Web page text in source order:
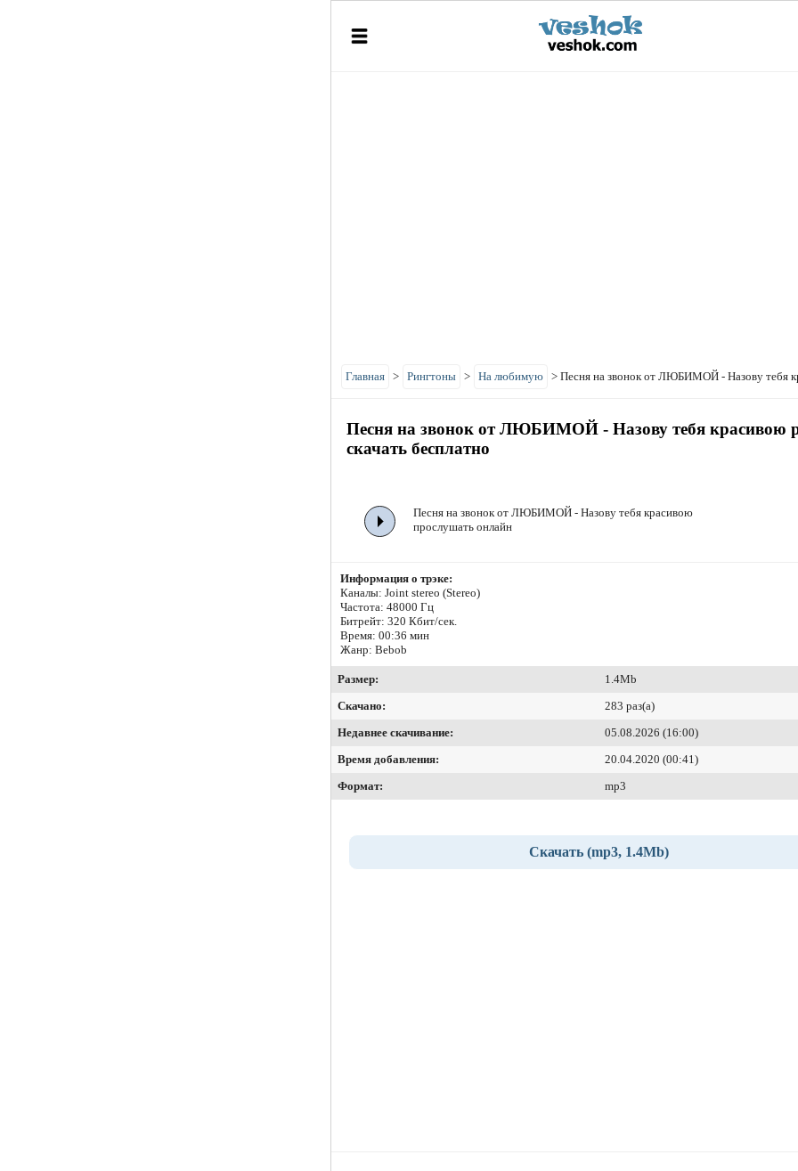
Главная > Рингтоны > На любимую > Песня на звонок от ЛЮБИМОЙ - Назову тебя
Песня на звонок от ЛЮБИМОЙ - Назову тебя красивою
скачать бесплатно
Песня на звонок от ЛЮБИМОЙ - Назову тебя красивою
прослушать онлайн
Информация о трэке:
Каналы: Joint stereo (Stereo)
Частота: 48000 Гц
Битрейт: 320 Кбит/сек.
Время: 00:36 мин
Жанр: Bebob
Размер:
1.4Mb
Скачано:
283 раз(а)
Недавнее скачивание:
05.08.2026 (16:00)
Время добавления:
20.04.2020 (00:41)
Формат:
mp3
Скачать (mp3, 1.4Mb)